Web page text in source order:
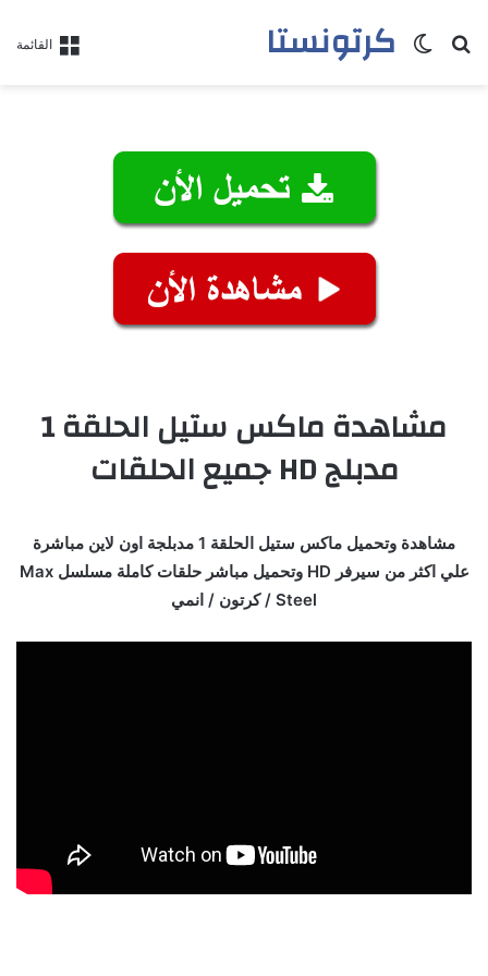
القائمة كرتونستابحث عنالوضع المظلم
مشاهدة ماكس ستيل الحلقة 1
مدبلج HD جميع الحلقات
مشاهدة وتحميل ماكس ستيل الحلقة 1 مدبلجة اون لاين مباشرة
علي اكثر من سيرفر HD وتحميل مباشر حلقات كاملة مسلسل Max
Steel / كرتون / انمي